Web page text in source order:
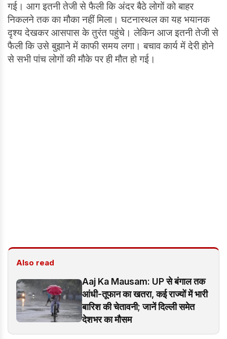
गई। आग इतनी तेजी से फैली कि अंदर बैठे लोगों को बाहर
निकलने तक का मौका नहीं मिला। घटनास्थल का यह भयानक
दृश्य देखकर आसपास के तुरंत पहुंचे। लेकिन आज इतनी तेजी से
फैली कि उसे बुझाने में काफी समय लगा। बचाव कार्य में देरी होने
से सभी पांच लोगों की मौके पर ही मौत हो गई।
Also read
Aaj Ka Mausam: UP से बंगाल तक
आंधी-तूफान का खतरा, कई राज्यों में भारी
बारिश की चेतावनी; जानें दिल्ली समेत
देशभर का मौसम